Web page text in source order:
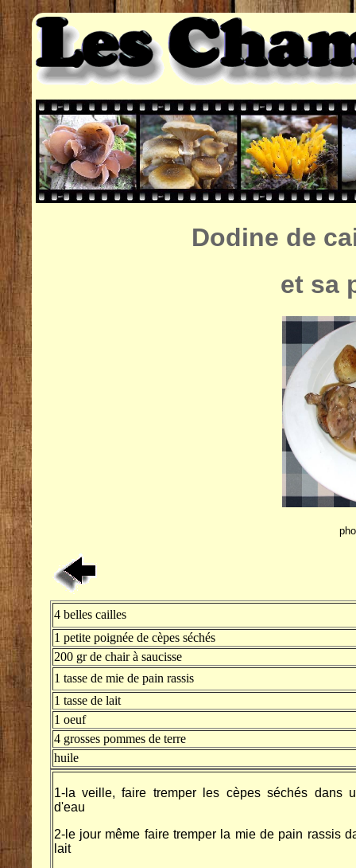
Dodine de
et sa
4 belles cailles
1 petite poignée de cèpes séchés
200 gr de chair à saucisse
1 tasse de mie de pain rassis
1 tasse de lait
1 oeuf
4 grosses pommes de terre
huile
1-la veille, faire tremper les cèpes séchés dans
d'eau
2-le jour même faire tremper la mie de pain rassis
lait